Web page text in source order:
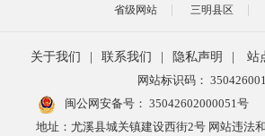
省级网站 三明县区
关于我们 联系我们 隐私声明 站
网站标识码：
闽公网安备号： 35042602000051号
地址：尤溪县城关镇建设西街2号 网站违法